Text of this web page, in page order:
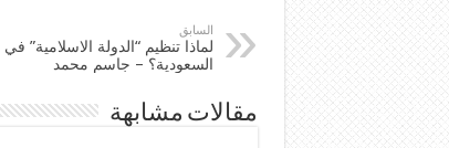
السابق
لماذا تنظيم “الدولة الاسلامية” في
السعودية؟ – جاسم محمد
مقالات مشابهة